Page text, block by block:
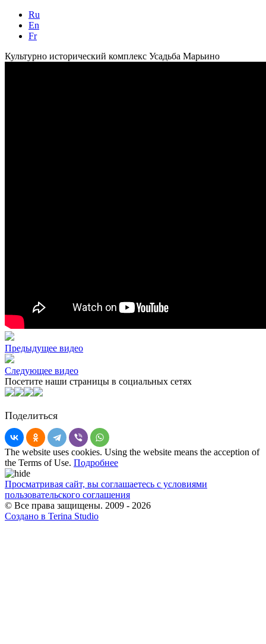
Ru
En
Fr
Культурно исторический комплекс Усадьба Марьино
Предыдущее видео
Следующее видео
Посетите наши страницы в социальных сетях
Поделиться
The website uses cookies. Using the website means the acception of
the Terms of Use. Подробнее
Просматривая сайт, вы соглашаетесь с условиями
пользовательского соглашения
© Все права защищены. 2009 - 2026
Создано в Terina Studio